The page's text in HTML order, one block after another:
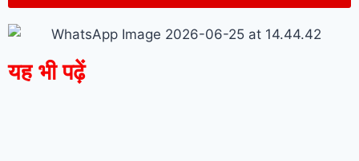
यह भी पढ़ें